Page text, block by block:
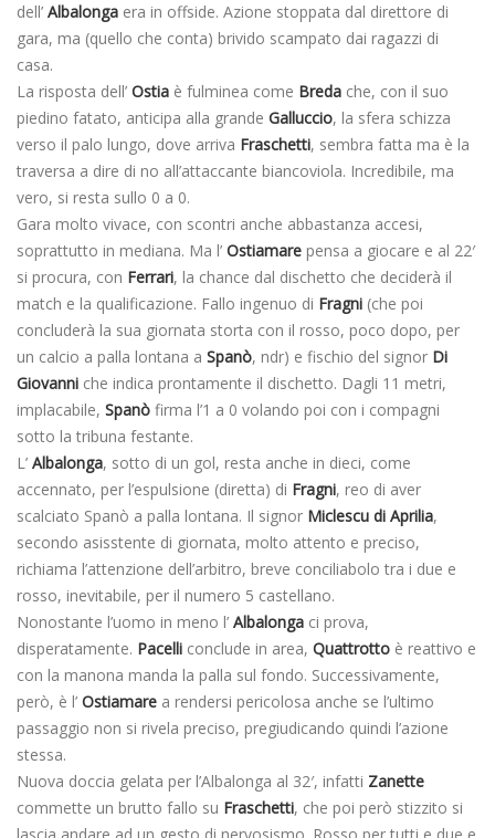
dell’ Albalonga era in offside. Azione stoppata dal direttore di
gara, ma (quello che conta) brivido scampato dai ragazzi di
casa.
La risposta dell’ Ostia è fulminea come Breda che, con il suo
piedino fatato, anticipa alla grande Galluccio, la sfera schizza
verso il palo lungo, dove arriva Fraschetti, sembra fatta ma è la
traversa a dire di no all’attaccante biancoviola. Incredibile, ma
vero, si resta sullo 0 a 0.
Gara molto vivace, con scontri anche abbastanza accesi,
soprattutto in mediana. Ma l’ Ostiamare pensa a giocare e al 22′
si procura, con Ferrari, la chance dal dischetto che deciderà il
match e la qualificazione. Fallo ingenuo di Fragni (che poi
concluderà la sua giornata storta con il rosso, poco dopo, per
un calcio a palla lontana a Spanò, ndr) e fischio del signor Di
Giovanni che indica prontamente il dischetto. Dagli 11 metri,
implacabile, Spanò firma l’1 a 0 volando poi con i compagni
sotto la tribuna festante.
L’ Albalonga, sotto di un gol, resta anche in dieci, come
accennato, per l’espulsione (diretta) di Fragni, reo di aver
scalciato Spanò a palla lontana. Il signor Miclescu di Aprilia,
secondo asisstente di giornata, molto attento e preciso,
richiama l’attenzione dell’arbitro, breve conciliabolo tra i due e
rosso, inevitabile, per il numero 5 castellano.
Nonostante l’uomo in meno l’ Albalonga ci prova,
disperatamente. Pacelli conclude in area, Quattrotto è reattivo e
con la manona manda la palla sul fondo. Successivamente,
però, è l’ Ostiamare a rendersi pericolosa anche se l’ultimo
passaggio non si rivela preciso, pregiudicando quindi l’azione
stessa.
Nuova doccia gelata per l’Albalonga al 32′, infatti Zanette
commette un brutto fallo su Fraschetti, che poi però stizzito si